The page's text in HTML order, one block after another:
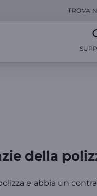
TROVA
della
e abbia un